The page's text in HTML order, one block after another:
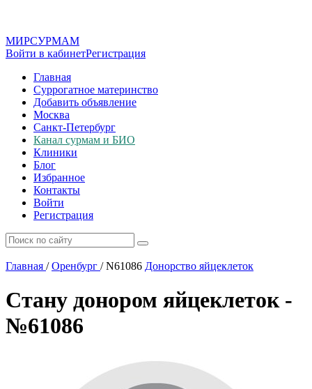
МИРСУРМАМ
Войти в кабинетРегистрация
Главная
Суррогатное материнство
Добавить объявление
Москва
Санкт-Петербург
Канал сурмам и БИО
Клиники
Блог
Избранное
Контакты
Войти
Регистрация
Главная / Оренбург /N61086 Донорство яйцеклеток
Стану донором яйцеклеток -
№61086